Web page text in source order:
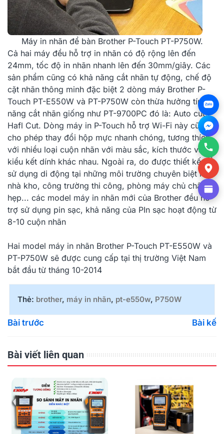
Máy in nhãn để bàn Brother P-Touch PT-P750W.
Cả hai máy đều hỗ trợ in nhãn có độ rộng lên đến
24mm, tốc độ in nhãn nhanh lên đến 30mm/giây. Các
sản phẩm cũng có khả năng cắt nhãn tự động, chế độ
cặt nhãn thông minh đặc biệt 2 dòng máy Brother P-
Touch PT-E550W và PT-P750W còn thừa hưởng tính
năng cắt nhãn giống như PT-9700PC đó là: Auto cut,
Hafl Cut. Dòng máy in P-Touch hỗ trợ Wi-Fi này cũng
cho phép thay đổi hộp mực nhanh chóng, tương thích
với nhiều loại cuộn nhãn với màu sắc, kích thước và
kiểu kết dính khác nhau. Ngoài ra, do được thiết kế để
sử dụng di động tại những môi trường chuyên biệt như
nhà kho, công trường thi công, phòng máy chủ chật
hẹp... các model máy in nhãn mới của Brother đều hỗ
trợ sử dụng pin sạc, khả năng của PIn sạc hoạt động từ
8-10 cuộn nhãn
Hai model máy in nhãn Brother P-Touch PT-E550W và
PT-P750W sẽ được cung cấp tại thị trường Việt Nam
bắt đầu từ tháng 10-2014
Thẻ: brother, máy in nhãn, pt-e550w, P750W
Bài trước Bài kế
Bài viết liên quan
Zalo